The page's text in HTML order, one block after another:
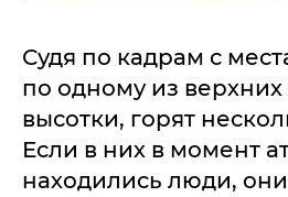
Судя по кадрам с
по одному из верхних
высотки, горят
Если в них в момент
находились люди,